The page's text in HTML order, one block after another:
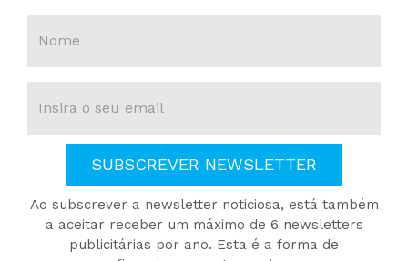
SUBSCREVER NEWSLETTER
Ao subscrever a newsletter noticiosa, está também
a aceitar receber um máximo de 6 newsletters
publicitárias por ano. Esta é a forma de